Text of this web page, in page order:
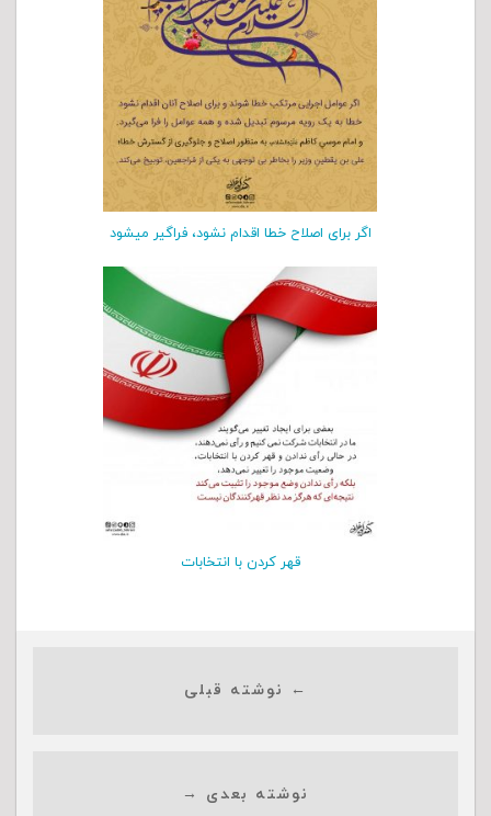
اگر برای اصلاح خطا اقدام نشود، فراگیر میشود
قهر کردن با انتخابات
← نوشته قبلی
نوشته بعدی →